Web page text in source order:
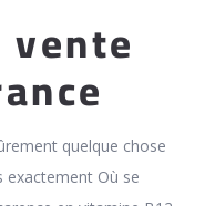
quelque chose
exactement Où se